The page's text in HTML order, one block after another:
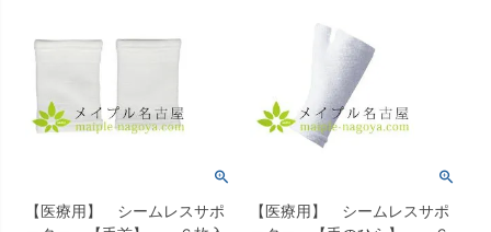
【医療用】 シームレスサポ
【医療用】 シームレスサポ